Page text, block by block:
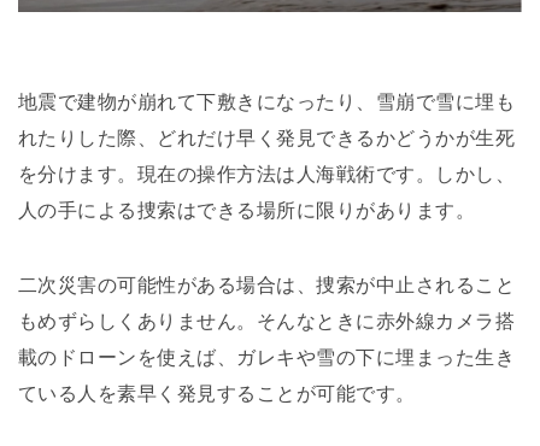
地震で建物が崩れて下敷きになったり、雪崩で雪に埋も
れたりした際、どれだけ早く発見できるかどうかが生死
を分けます。現在の操作方法は人海戦術です。しかし、
人の手による捜索はできる場所に限りがあります。
二次災害の可能性がある場合は、捜索が中止されること
もめずらしくありません。そんなときに赤外線カメラ搭
載のドローンを使えば、ガレキや雪の下に埋まった生き
ている人を素早く発見することが可能です。